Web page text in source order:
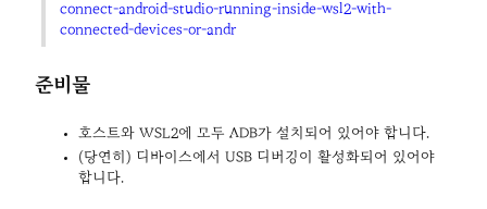
connect-android-studio-running-inside-wsl2-with-
connected-devices-or-andr
준비물
호스트와 WSL2에 모두 ADB가 설치되어 있어야 합니다.
(당연히) 디바이스에서 USB 디버깅이 활성화되어 있어야
합니다.